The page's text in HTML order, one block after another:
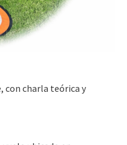
con charla teórica y